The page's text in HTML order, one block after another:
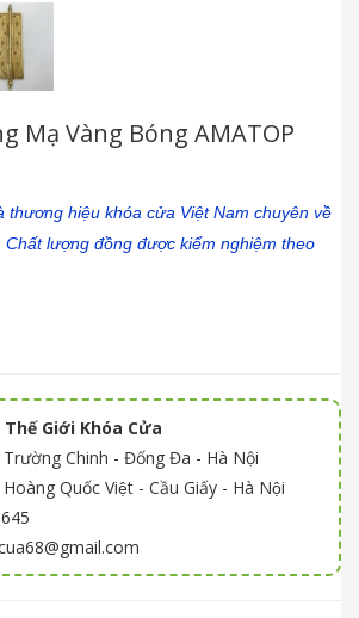
Mạ Vàng Bóng AMATOP
thương hiệu khóa cửa Việt Nam chuyên về
lượng đồng được kiểm nghiệm theo
Giới Khóa Cửa
Chinh - Đống Đa - Hà Nội
Quốc Việt - Cầu Giấy - Hà Nội